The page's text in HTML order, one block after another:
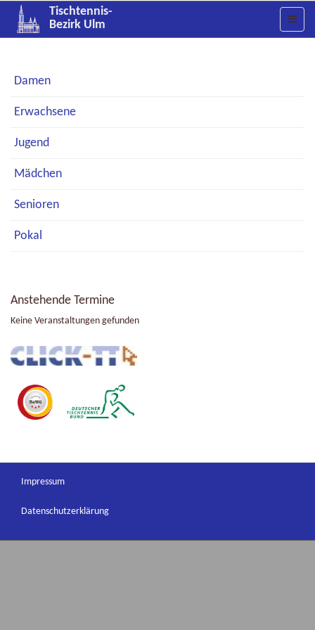
Tischtennis-
Bezirk Ulm
Damen
Erwachsene
Jugend
Mädchen
Senioren
Pokal
Anstehende Termine
Keine Veranstaltungen gefunden
Impressum
Datenschutzerklärung